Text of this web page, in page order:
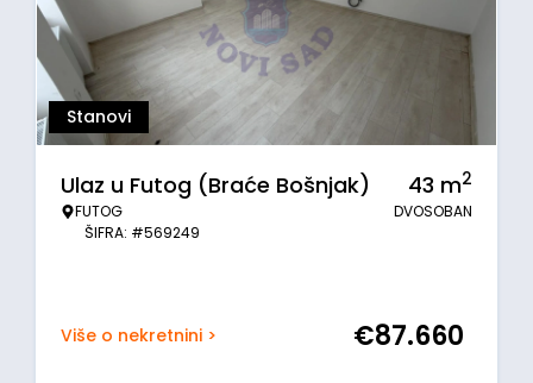
Stanovi
Ulaz u Futog (Braće Bošnjak)
FUTOG
ŠIFRA: #569249
43 m2
DVOSOBAN
Više o nekretnini > €87.660